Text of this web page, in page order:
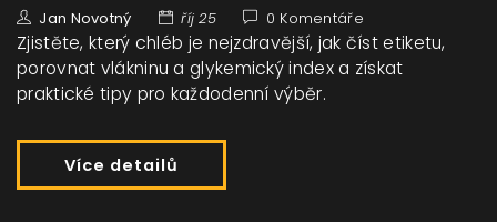
Jan Novotný říj 25 0 Komentáře
Zjistěte, který chléb je nejzdravější, jak číst etiketu,
porovnat vlákninu a glykemický index a získat
praktické tipy pro každodenní výběr.
Více detailů